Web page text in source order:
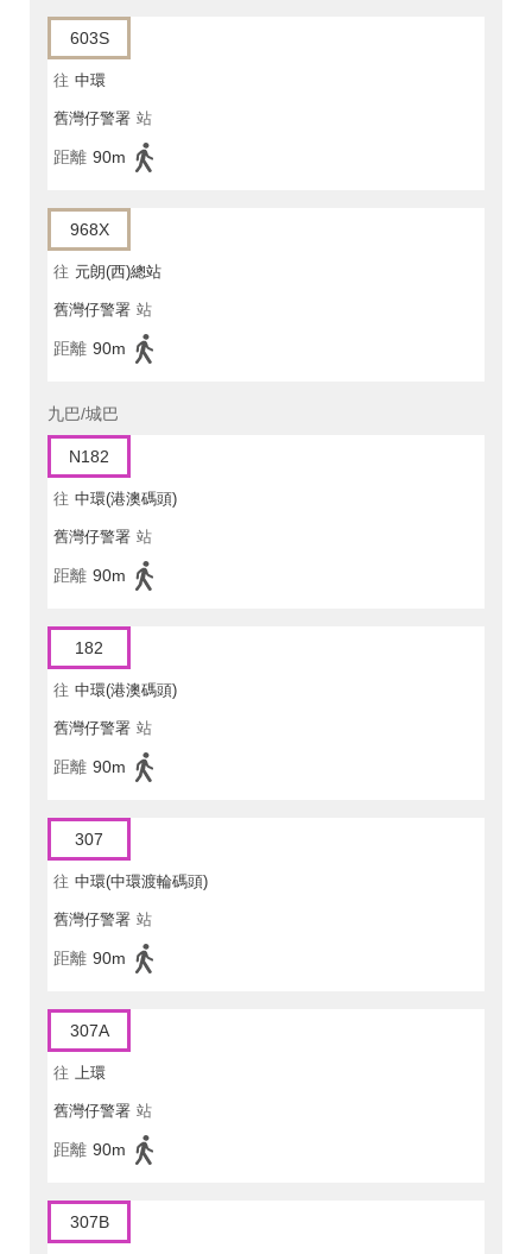
603S
往 中環
舊灣仔警署 站
距離 90m
968X
往 元朗(西)總站
舊灣仔警署 站
距離 90m
九巴/城巴
N182
往 中環(港澳碼頭)
舊灣仔警署 站
距離 90m
182
往 中環(港澳碼頭)
舊灣仔警署 站
距離 90m
307
往 中環(中環渡輪碼頭)
舊灣仔警署 站
距離 90m
307A
往 上環
舊灣仔警署 站
距離 90m
307B